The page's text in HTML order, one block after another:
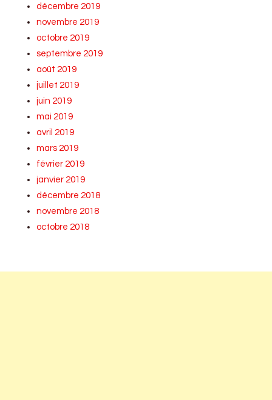
décembre 2019
novembre 2019
octobre 2019
septembre 2019
août 2019
juillet 2019
juin 2019
mai 2019
avril 2019
mars 2019
février 2019
janvier 2019
décembre 2018
novembre 2018
octobre 2018